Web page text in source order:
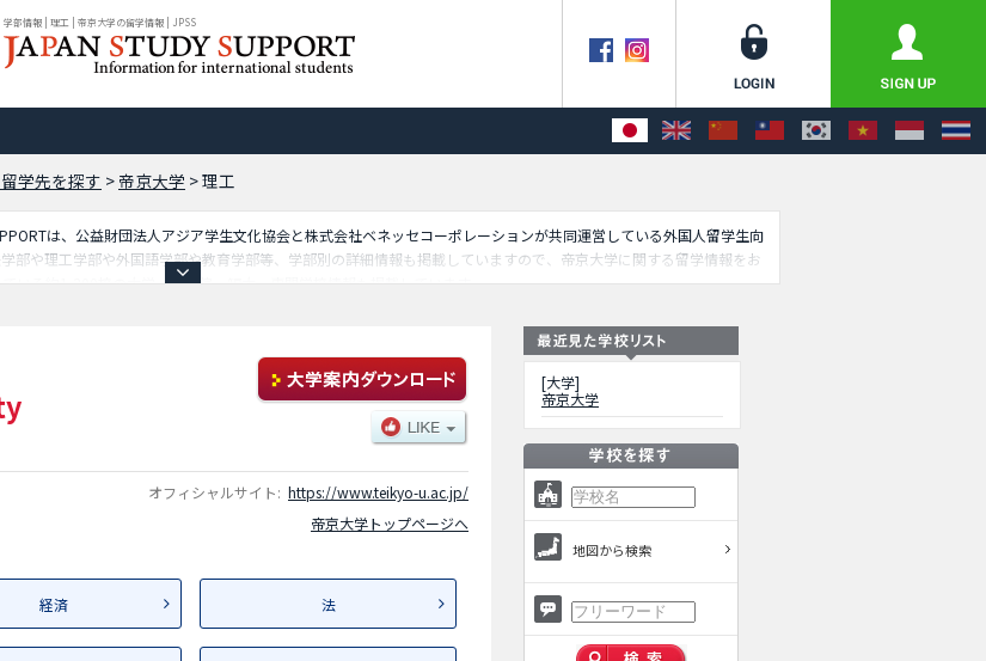
学部情報 | 理工 | 帝京大学の留学情報 | JPSS
学先を探す > 帝京大学 >理工
は、公益財団法人アジア学生文化協会と株式会社ベネッセコーポレーションが共同運営している外国人留学生向
部や理工学部や外国語学部や教育学部等、学部別の詳細情報も掲載していますので、帝京大学に関する留学情報をお
いる約1,300校の大学・大学院・短大・専門学校情報も掲載しています。
オフィシャルサイト: https://www.teikyo-u.ac.jp/
帝京大学トップページへ
経済 法
[大学]
帝京大学
地図から検索